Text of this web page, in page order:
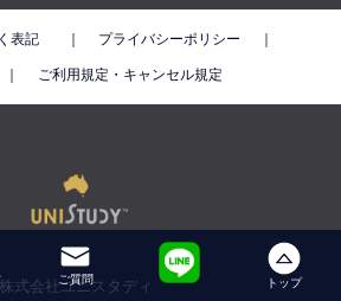
表記 ｜ プライバシーポリシー ｜
ご利用規定・キャンセル規定
式会社ユニスタディ
ご質問 トップ